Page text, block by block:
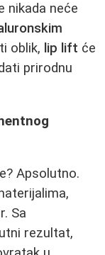
nikada neće
oblik, lip lift će
prirodnu
Apsolutno.
Sa
rezultat,